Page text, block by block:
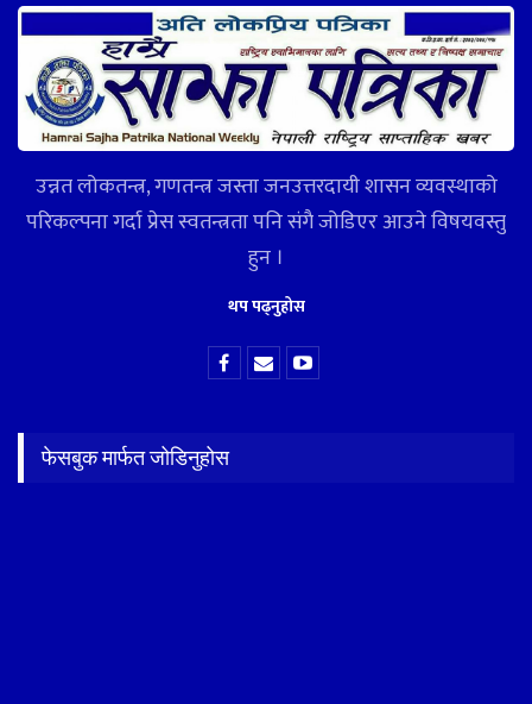
उन्नत लोकतन्त्र, गणतन्त्र जस्ता जनउत्तरदायी शासन व्यवस्थाको
परिकल्पना गर्दा प्रेस स्वतन्त्रता पनि संगै जोडिएर आउने विषयवस्तु
हुन ।
थप पढ्नुहोस
फेसबुक मार्फत जोडिनुहोस